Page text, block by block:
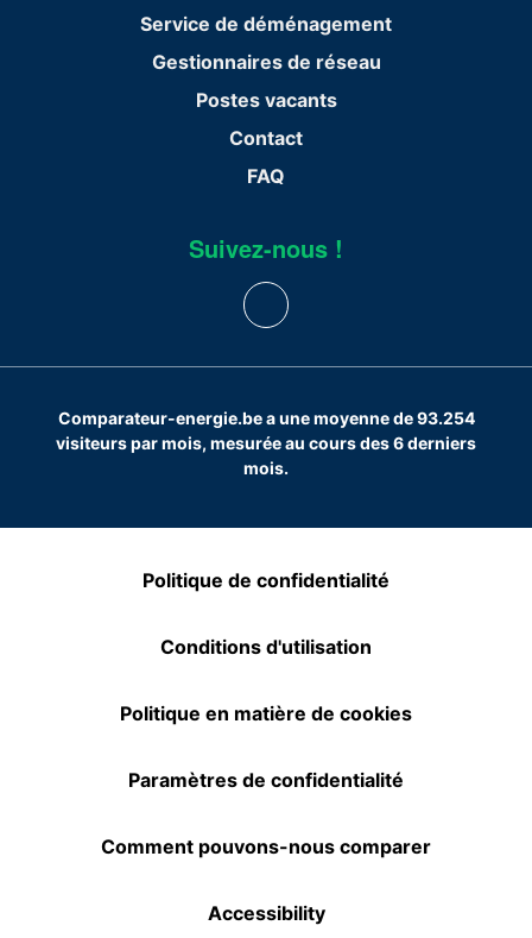
Service de déménagement
Gestionnaires de réseau
Postes vacants
Contact
FAQ
Suivez-nous !
Comparateur-energie.be a une moyenne de 93.254
visiteurs par mois, mesurée au cours des 6 derniers
mois.
Politique de confidentialité
Conditions d'utilisation
Politique en matière de cookies
Paramètres de confidentialité
Comment pouvons-nous comparer
Accessibility